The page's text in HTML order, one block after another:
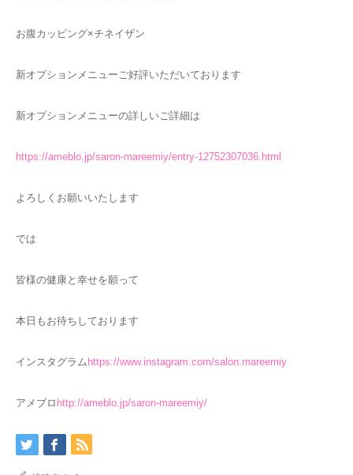
お腹カッピング×チネイザン
新オプションメニューご好評いただいております
新オプションメニューの詳しいご詳細は
https://ameblo.jp/saron-mareemiy/entry-12752307036.html
よろしくお願いいたします
では
皆様の健康と幸せを願って
本日もお待ちしております
インスタグラム https://www.instagram.com/salon.mareemiy
アメブロ http://ameblo.jp/saron-mareemiy/